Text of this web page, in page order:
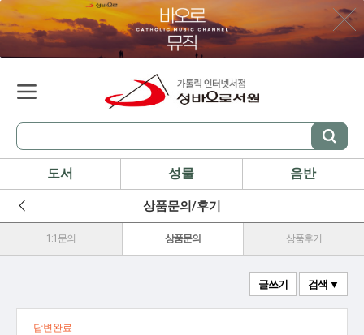
도서 성물 음반
상품문의/후기
1:1문의 상품문의 상품후기
글쓰기 검색 ▼
답변완료